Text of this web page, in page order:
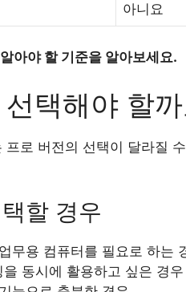
아니요
아야 할 기준을 알아보세요.
택해야 할
프로 버전의 선택이 달라질
할 경우
무용 컴퓨터를 필요로 하는
동시에 활용하고 싶은 경우